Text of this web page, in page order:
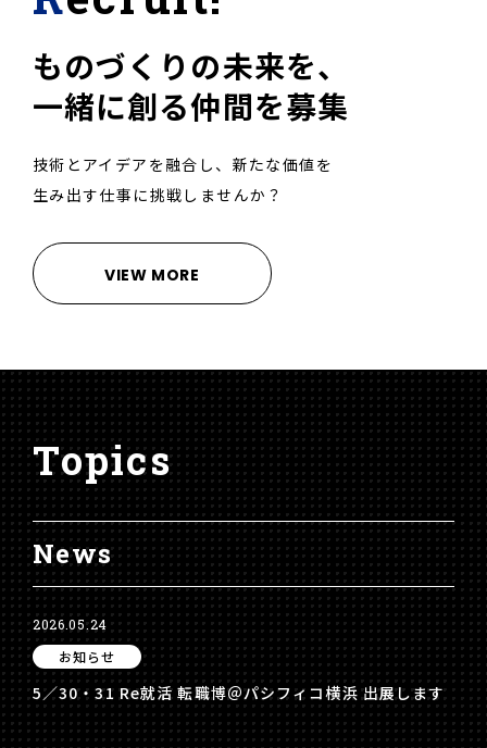
ものづくりの未来を、
一緒に創る仲間を募集
技術とアイデアを融合し、新たな価値を
生み出す仕事に挑戦しませんか？
VIEW MORE
Topics
News
2026.05.24
お知らせ
5／30・31 Re就活 転職博＠パシフィコ横浜 出展します ホ